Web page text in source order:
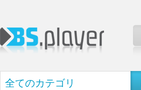
全てのカテゴリ